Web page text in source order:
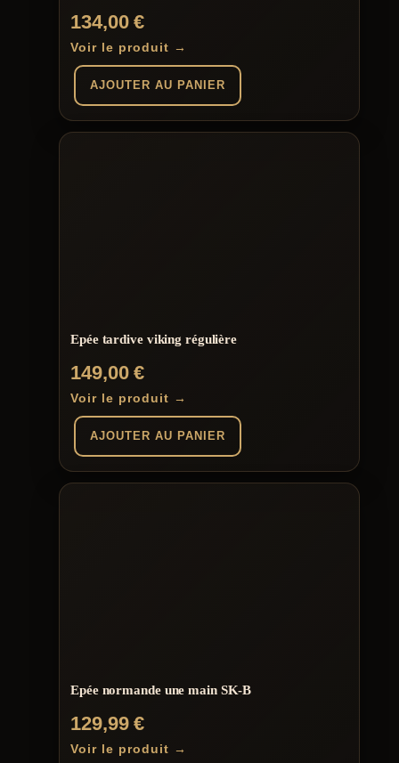
134,00€
Voir le produit →
AJOUTER AU PANIER
Epée tardive viking régulière
149,00€
Voir le produit →
AJOUTER AU PANIER
Epée normande une main SK-B
129,99€
Voir le produit →